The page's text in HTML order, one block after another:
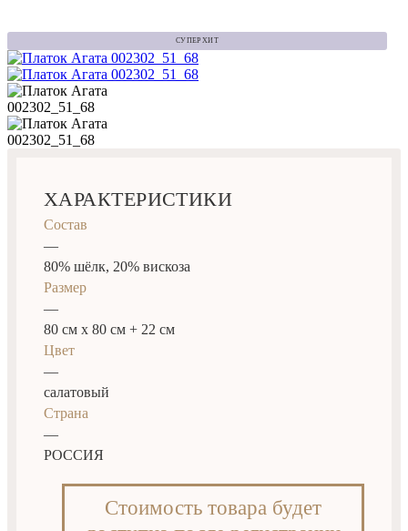
СУПЕР ХИТ
ХАРАКТЕРИСТИКИ
Состав
—
80% шёлк, 20% вискоза
Размер
—
80 см х 80 см + 22 см
Цвет
—
салатовый
Страна
—
РОССИЯ
Стоимость товара будет